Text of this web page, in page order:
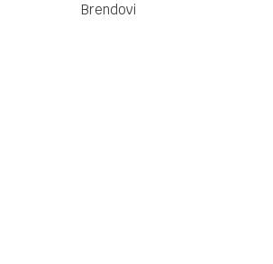
Brendovi